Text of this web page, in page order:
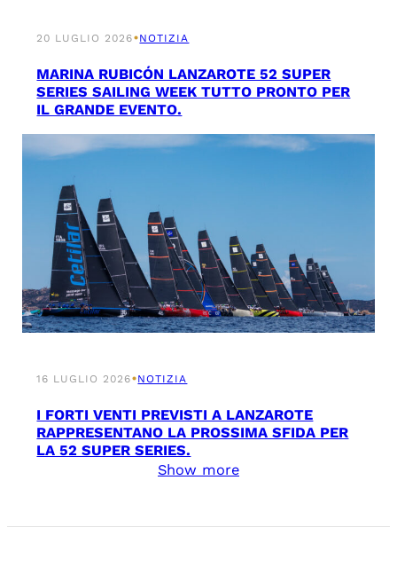
20 LUGLIO 2026•NOTIZIA
MARINA RUBICÓN LANZAROTE 52 SUPER
SERIES SAILING WEEK TUTTO PRONTO PER
IL GRANDE EVENTO.
16 LUGLIO 2026•NOTIZIA
I FORTI VENTI PREVISTI A LANZAROTE
RAPPRESENTANO LA PROSSIMA SFIDA PER
LA 52 SUPER SERIES.
Show more